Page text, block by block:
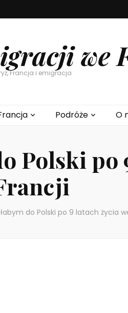
we
Francja i emigracja
Podróże O
Polski po
do Polski po 9 latach życia